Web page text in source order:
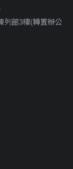
列館3樓(轉置辦公